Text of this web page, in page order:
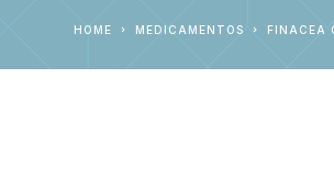
HOME MEDICAMENTOS FINACEA